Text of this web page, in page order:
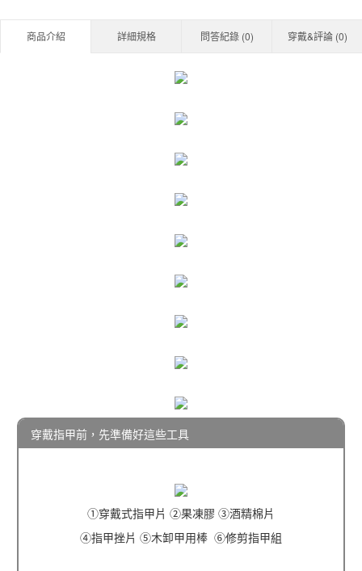
商品介紹 詳細規格 問答紀錄 (0) 穿戴&評論 (0)
穿戴指甲前，先準備好這些工具
①穿戴式指甲片 ②果凍膠 ③酒精棉片
④指甲挫片 ⑤木卸甲用棒 ⑥修剪指甲組